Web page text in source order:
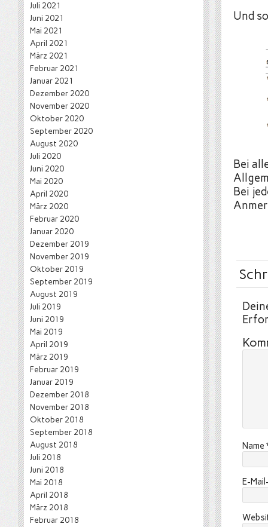
Und
Bei
Bei
Name
E-
Juli 2021
Juni 2021
Mai 2021
April 2021
März 2021
Februar 2021
Januar 2021
Dezember 2020
November 2020
Oktober 2020
September 2020
August 2020
Juli 2020
Juni 2020
Mai 2020
April 2020
März 2020
Februar 2020
Januar 2020
Dezember 2019
November 2019
Oktober 2019
September 2019
August 2019
Juli 2019
Juni 2019
Mai 2019
April 2019
März 2019
Februar 2019
Januar 2019
Dezember 2018
November 2018
Oktober 2018
September 2018
August 2018
Juli 2018
Juni 2018
Mai 2018
April 2018
März 2018
Februar 2018